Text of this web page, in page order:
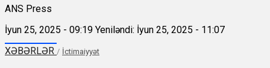
ANS Press
İyun 25, 2025 - 09:19 Yeniləndi: İyun 25, 2025 - 11:07
XƏBƏRLƏR / İctimaiyyət